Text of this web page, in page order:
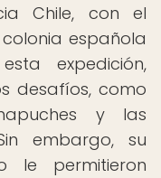
Chile, con el
española
expedición,
desafíos, como
y las
embargo, su
le permitieron